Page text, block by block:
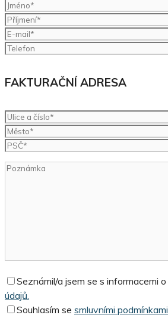
FAKTURAČNÍ ADRESA
Seznámil/a jsem se s informacemi o
údajů.
Souhlasím se smluvními podmínkami